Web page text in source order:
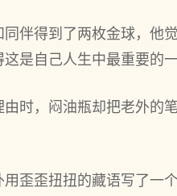
伴得到了两枚金球，他
是自己人生中最重要的一
时，闷油瓶却把老外的
歪歪扭扭的藏语写了一个